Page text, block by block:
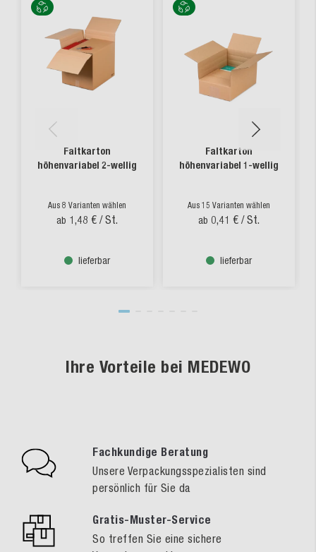
Faltkarton
höhenvariabel 2-wellig
Aus 8 Varianten wählen
ab 1,48 € / St.
lieferbar
Faltkarton
höhenvariabel 1-wellig
Aus 15 Varianten wählen
ab 0,41 € / St.
lieferbar
Ihre Vorteile bei MEDEWO
Fachkundige Beratung
Unsere Verpackungsspezialisten sind
persönlich für Sie da
Gratis-Muster-Service
So treffen Sie eine sichere